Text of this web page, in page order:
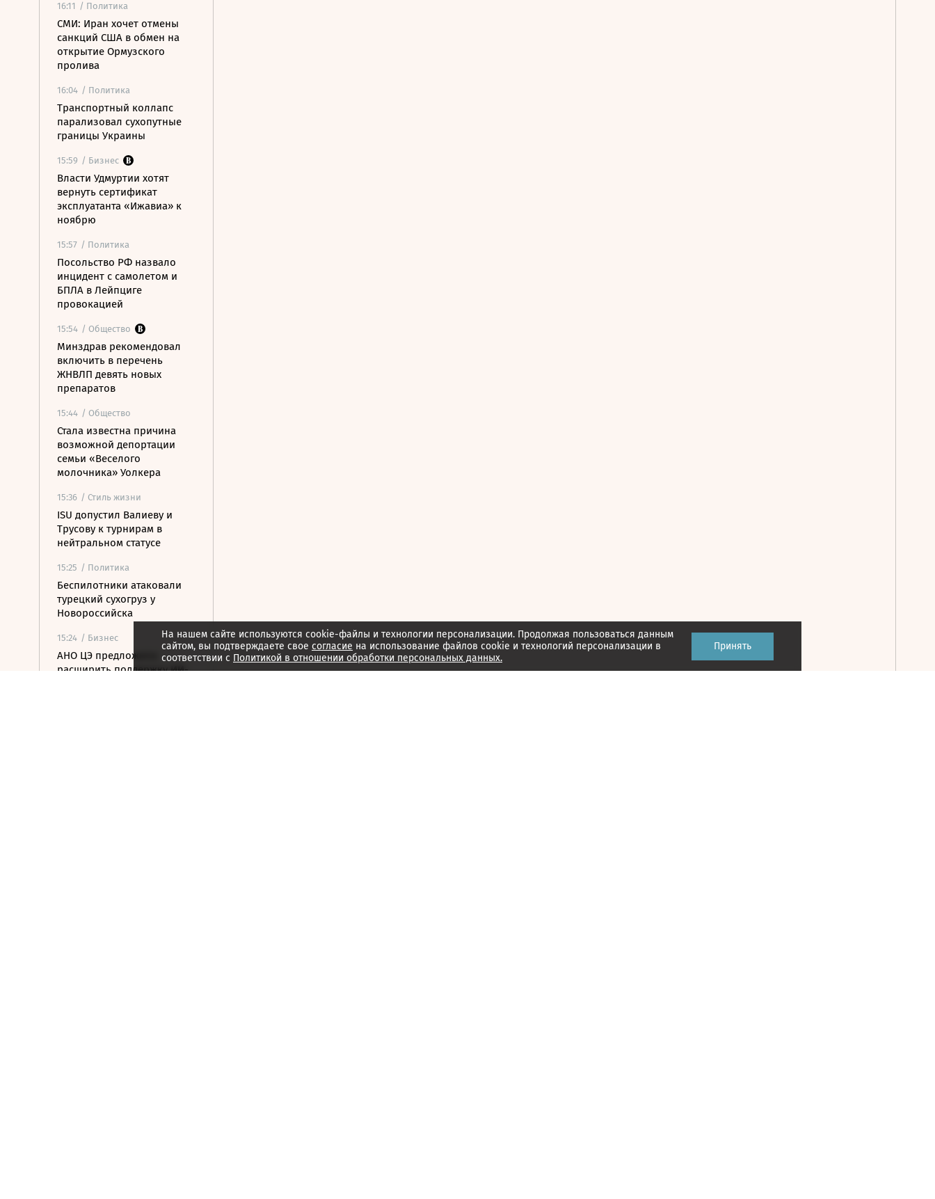
16:11 / Политика
СМИ: Иран хочет отмены
санкций США в обмен на
открытие Ормузского
пролива
16:04 / Политика
Транспортный коллапс
парализовал сухопутные
границы Украины
15:59 / Бизнес
Власти Удмуртии хотят
вернуть сертификат
эксплуатанта «Ижавиа» к
ноябрю
15:57 / Политика
Посольство РФ назвало
инцидент с самолетом и
БПЛА в Лейпциге
провокацией
15:54 / Общество
Минздрав рекомендовал
включить в перечень
ЖНВЛП девять новых
препаратов
15:44 / Общество
Стала известна причина
возможной депортации
семьи «Веселого
молочника» Уолкера
15:36 / Стиль жизни
ISU допустил Валиеву и
Трусову к турнирам в
нейтральном статусе
15:25 / Политика
Беспилотники атаковали
турецкий сухогруз у
Новороссийска
15:24 / Бизнес
АНО ЦЭ предложила
расширить поддержку ИИ-
На нашем сайте используются cookie-файлы и технологии персонализации. Продолжая пользоваться данным
сайтом, вы подтверждаете свое согласие на использование файлов cookie и технологий персонализации в
соответствии с Политикой в отношении обработки персональных данных.
Принять